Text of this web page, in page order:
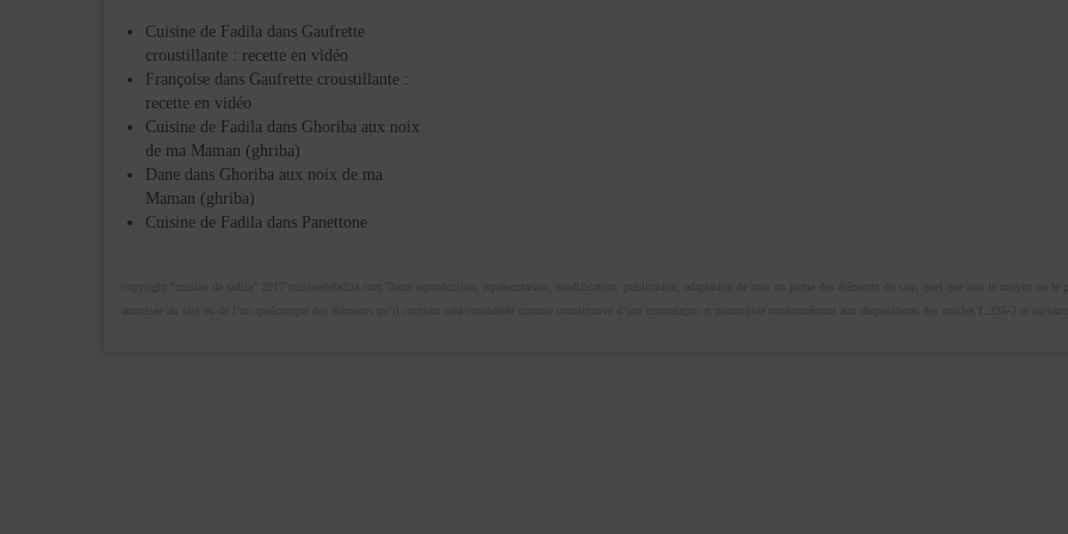
Cuisine de Fadila dans Gaufrette
croustillante : recette en vidéo
Françoise dans Gaufrette croustillante :
recette en vidéo
Cuisine de Fadila dans Ghoriba aux noix
de ma Maman (ghriba)
Dane dans Ghoriba aux noix de ma
Maman (ghriba)
Cuisine de Fadila dans Panettone